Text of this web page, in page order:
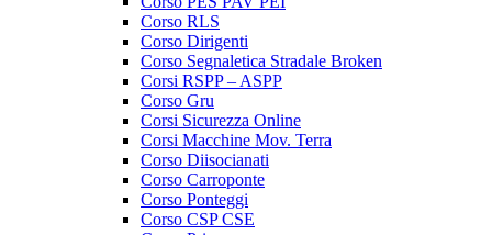
Corso RLS
Corso Dirigenti
Corso Segnaletica Stradale Broken
Corsi RSPP – ASPP
Corso Gru
Corsi Sicurezza Online
Corsi Macchine Mov. Terra
Corso Diisocianati
Corso Carroponte
Corso Ponteggi
Corso CSP CSE